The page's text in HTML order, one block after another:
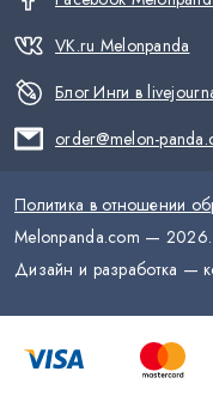
VK.ru Melonpanda
Блог Инги в
order@melon-
Политика в отношении
Melonpanda.com — 2026.
Дизайн и разработка —